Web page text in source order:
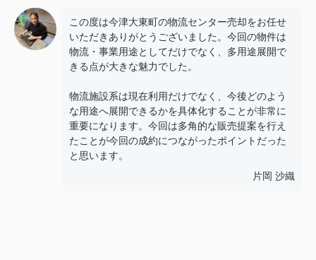
この度は今津大東町の物流センター売却をお任せ
いただきありがとうございました。今回の物件は
物流・事業用途としてだけでなく、多用途展開で
きる点が大きな魅力でした。
物流施設系は現在利用だけでなく、今後どのよう
な用途へ展開できるかを具体化することが非常に
重要になります。今回は多角的な販売提案を行え
たことが今回の成約につながったポイントだった
と思います。
片岡 沙織